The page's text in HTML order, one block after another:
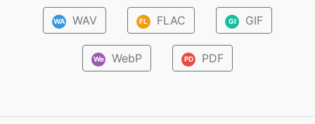
WA WAV FL FLAC GI GIF
We WebP PD PDF